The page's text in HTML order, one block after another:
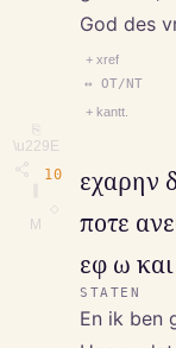
⎘
\u229E
M
God des
+ xref
↔ OT/NT
+ kantt.
10
εχαρην
ποτε
εφ ω και
STATEN
En ik ben